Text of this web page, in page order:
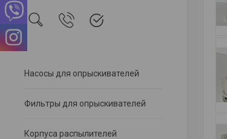
Насосы для опрыскивателей
Фильтры для опрыскивателей
Корпуса распылителей